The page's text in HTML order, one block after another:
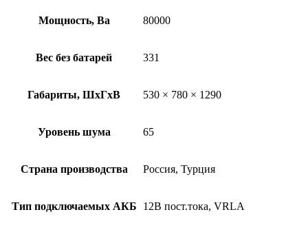
Мощность, Ва 80000
Вес без батарей 331
Габариты, ШхГхВ 530 × 780 × 1290
Уровень шума 65
Страна производства Россия, Турция
Тип подключаемых АКБ 12В пост.тока, VRLA